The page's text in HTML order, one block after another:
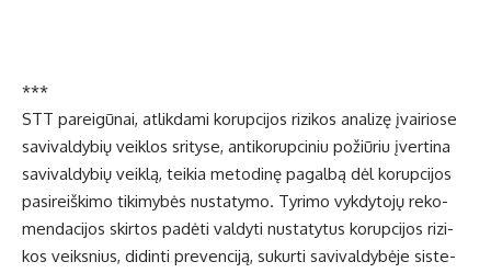
***
STT pa­rei­gū­nai, at­lik­da­mi ko­rup­ci­jos ri­zi­kos ana­li­zę įvai­rio­se
sa­vi­val­dy­bių veik­los sri­ty­se, an­ti­ko­rup­ci­niu po­žiū­riu įver­ti­na
sa­vi­val­dy­bių veik­lą, tei­kia me­to­di­nę pa­gal­bą dėl ko­rup­ci­jos
pa­si­reiš­ki­mo ti­ki­my­bės nu­sta­ty­mo. Ty­ri­mo vyk­dy­to­jų re­ko­
men­da­ci­jos skir­tos pa­dė­ti val­dy­ti nu­sta­ty­tus ko­rup­ci­jos ri­zi­
kos veiks­nius, di­din­ti pre­ven­ci­ją, su­kur­ti sa­vi­val­dy­bė­je sis­te­